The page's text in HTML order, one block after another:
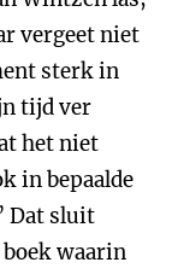
vergeet niet
sterk in
tijd ver
het niet
in bepaalde
Dat sluit
waarin